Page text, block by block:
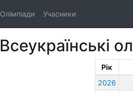
Олімпіади Учасники
Всеукраїнські
Рік
2026